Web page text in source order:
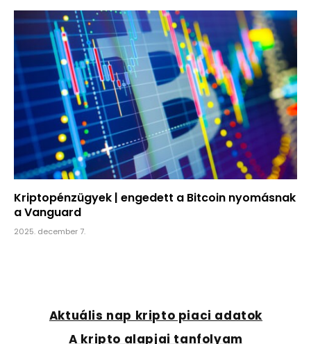
Kriptopénzügyek | engedett a Bitcoin nyomásnak
a Vanguard
2025. december 7.
Aktuális nap kripto piaci adatok
A kripto alapjai tanfolyam